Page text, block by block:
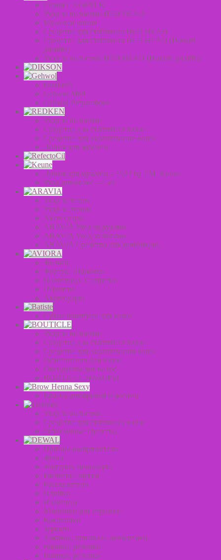
Серия CATWALK
Уход за волосами BED HEAD
Мужская линия
Средства для стайлинга BED HEAD
Средства для стайлинга BED HEAD (Новый
дизайн)
Уход за волосами BED HEAD (Новый дизайн)
Fusskraft
Gehwol Med
Gehwol Preparations
Уход за волосами
Средства для стайлинга волос
Средства для окрашивание волос
Линия для мужчин
Линия для мужчин – 1922 by J.M. Keune
Уход для волос – Сare
Уход за телом
Уход за лицом
Аксессуары
ARAVIA Уход за руками
ARAVIA Уход за ногами
ARAVIA Средства для депиляции
Фольга
Фартук, Шапочки
Полотенца, Салфетки
Перчатки
Аксессуары
Сухие шампуни для волос
Уход за волосами
Средства для стайлинга волос
Средства для окрашивания волос
Осветлители для волос
Оксиданты для волос
BOUTICLE НАБОРЫ
Краска для бровей и ресниц
Уход за волосами
Средства для стайлинга волос
Оттеночные средства
Щипцы-выпрямители
Фены
Фартуки, пеньюары
Расчески, щетки
Распылители
Плойки
Ножницы
Машинки для стрижки
Коклюшки
Зеркала
Зажимы, шпильки, невидимки
Валики, резинки
Валики, резинки